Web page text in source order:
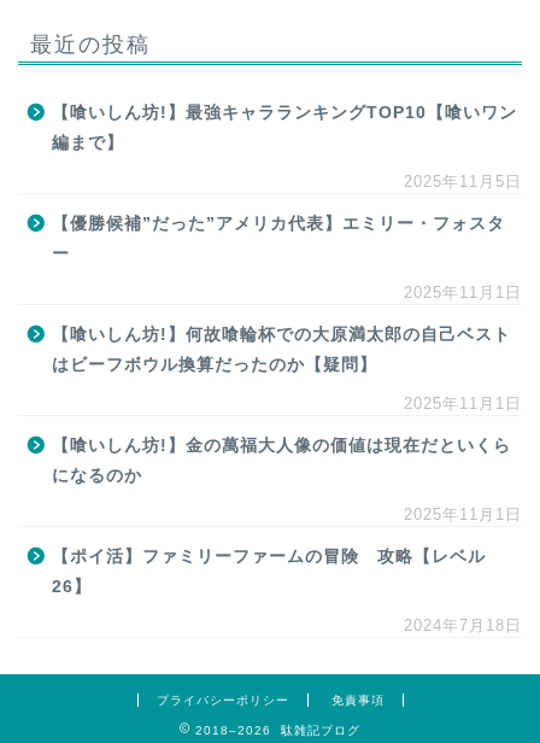
最近の投稿
【喰いしん坊!】最強キャラランキングTOP10【喰いワン
編まで】
2025年11月5日
【優勝候補”だった”アメリカ代表】エミリー・フォスタ
ー
2025年11月1日
【喰いしん坊!】何故喰輪杯での大原満太郎の自己ベスト
はビーフボウル換算だったのか【疑問】
2025年11月1日
【喰いしん坊!】金の萬福大人像の価値は現在だといくら
になるのか
2025年11月1日
【ポイ活】ファミリーファームの冒険 攻略【レベル
26】
2024年7月18日
プライバシーポリシー 免責事項
2018–2026 駄雑記ブログ